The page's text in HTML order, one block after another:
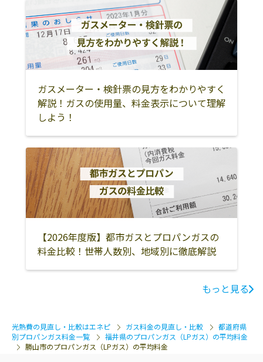
テラル越前農業
協同組合／勝山
中支店
勝山市滝波町5丁
目701
0779-88-0342
コンドー商会
勝山市北郷町伊
0779-89-1305
あおい商事株式
勝山市滝波町1丁
0779-88-0821
ガスメーター・検針票の見方をわかりやすく
解説！ガスの使用量、料金表示について理解
しよう！
【2026年度版】都市ガスとプロパンガスの
料金比較！世帯人数別、地域別に徹底解説
もっと見る
光熱費の見直し・比較はエネピ ガス料金の見直し・比較
都道府県
別プロパンガス料金一覧
福井県のプロパンガス（LPガス）の平均料金
勝山市のプロパンガス（LPガス）の平均料金